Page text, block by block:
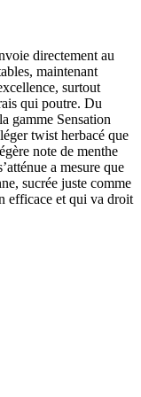
directement au
maintenant
surtout
qui poutre. Du
gamme Sensation
twist herbacé que
note de menthe
a mesure que
sucrée juste comme
efficace et qui va droit